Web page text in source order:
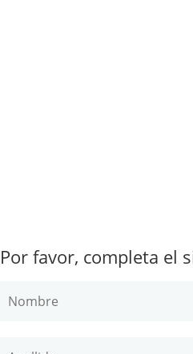
Por favor, completa el